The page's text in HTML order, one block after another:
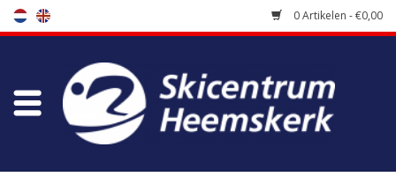
0 Artikelen - €0,00
Winkel